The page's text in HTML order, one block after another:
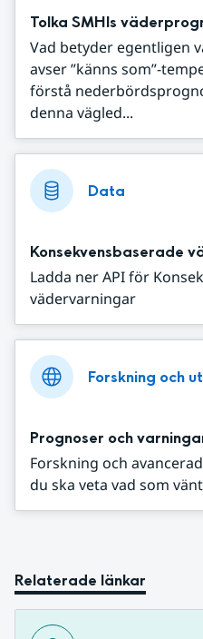
Tolka SMHIs
Vad betyder egentligen
avser ”känns som”-
förstå
denna vägled...
Data
Konsekvensbaserade
Ladda ner API för
vädervarningar
Forskning och
Prognoser och
Forskning och
du ska veta vad som
Relaterade länkar